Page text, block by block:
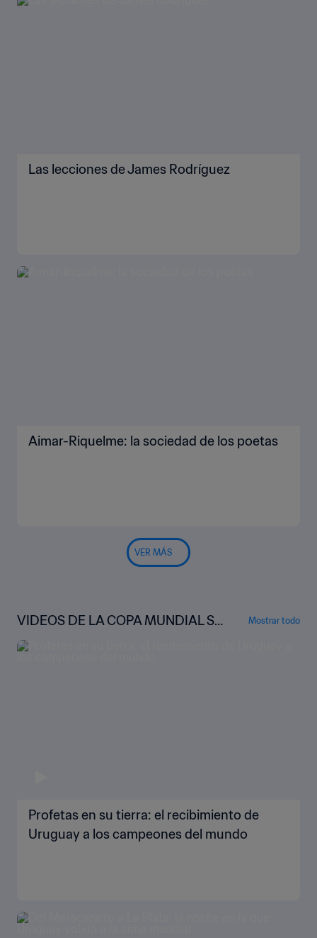
Las lecciones de James Rodríguez
Aimar-Riquelme: la sociedad de los poetas
VER MÁS
VIDEOS DE LA COPA MUNDIAL SU
B-20 DE LA FIFA™
Mostrar todo
Profetas en su tierra: el recibimiento de
Uruguay a los campeones del mundo